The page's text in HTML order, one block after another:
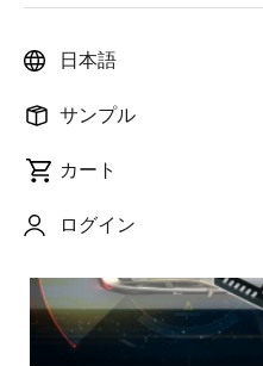
日本語
サンプル
カート
ログイン
2022年11月2日